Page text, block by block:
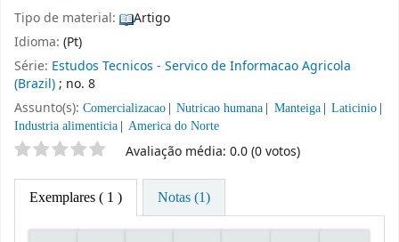
Tipo de material:
Artigo
Idioma: (Pt)
Série: Estudos Tecnicos - Servico de Informacao Agricola
(Brazil); no. 8
Assunto(s): Comercializacao Nutricao humana Manteiga
Laticinio
Industria alimenticia
America do Norte
Classificação por estrelasAvaliação média: 0.0 (0 votos)
Exemplares ( 1 ) Notas (1)